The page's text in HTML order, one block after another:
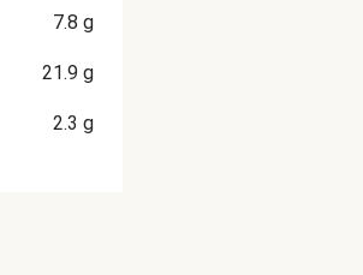
7.8 g
21.9 g
2.3 g